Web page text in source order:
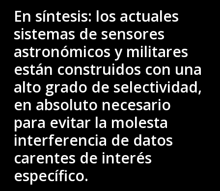
En síntesis: los actuales
sistemas de sensores
astronómicos y militares
están construidos con una
alto grado de selectividad,
en absoluto necesario
para evitar la molesta
interferencia de datos
carentes de interés
específico.